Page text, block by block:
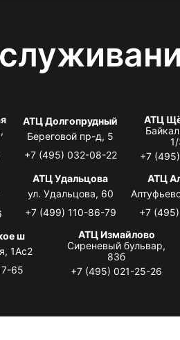
АТЦ Долгопрудный
Береговой пр-д, 5
+7 (495) 032-08-22
АТЦ
+7
АТЦ Удальцова
ул. Удальцова, 60
+7 (499) 110-86-79
АТЦ
+7
ш
1Ас2
65
АТЦ Измайлово
Сиреневый бульвар,
83б
+7 (495) 021-25-26